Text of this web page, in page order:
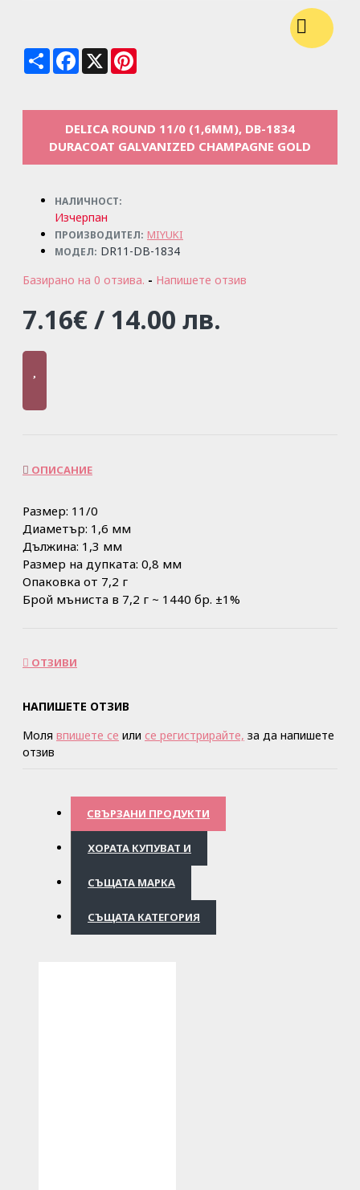
Share Facebook
X
DELICA ROUND 11/0 (1,6MM), DB-1834
DURACOAT GALVANIZED CHAMPAGNE GOLD
НАЛИЧНОСТ:
Изчерпан
ПРОИЗВОДИТЕЛ: MIYUKI
МОДЕЛ: DR11-DB-1834
Базирано на 0 отзива. - Напишете отзив
7.16€ / 14.00 лв.
ОПИСАНИЕ
Размер: 11/0
Диаметър: 1,6 мм
Дължина: 1,3 мм
Размер на дупката: 0,8 мм
Опаковка от 7,2 г
Брой мъниста в 7,2 г ~ 1440 бр. ±1%
ОТЗИВИ
НАПИШЕТЕ ОТЗИВ
Моля впишете се или се регистрирайте, за да напишете
отзив
СВЪРЗАНИ ПРОДУКТИ
ХОРАТА КУПУВАТ И
СЪЩАТА МАРКА
СЪЩАТА КАТЕГОРИЯ